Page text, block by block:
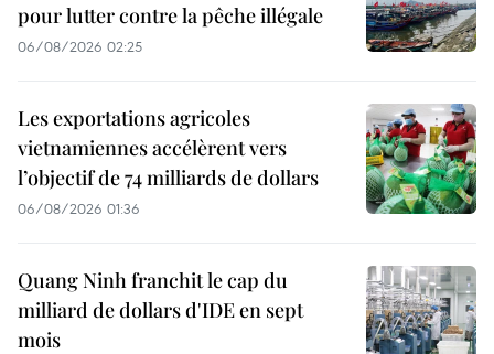
pour lutter contre la pêche illégale
06/08/2026 02:25
Les exportations agricoles
vietnamiennes accélèrent vers
l’objectif de 74 milliards de dollars
06/08/2026 01:36
Quang Ninh franchit le cap du
milliard de dollars d'IDE en sept
mois